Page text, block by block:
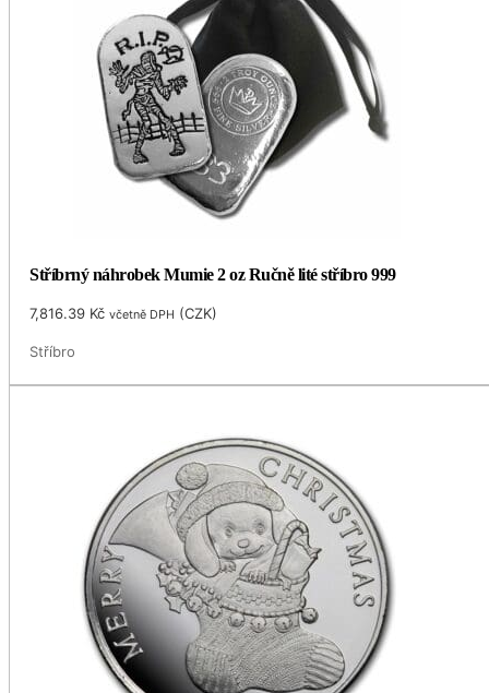
Stříbrný náhrobek Mumie 2 oz Ručně lité stříbro 999
7,816.39 Kč včetně DPH (CZK)
Stříbro